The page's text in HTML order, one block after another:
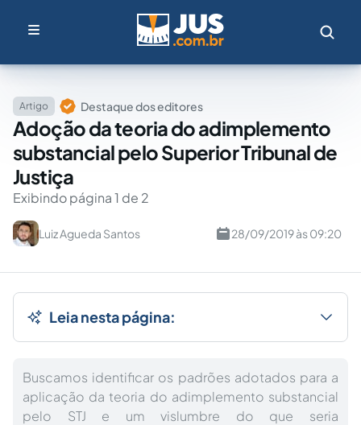
Artigo Destaque dos editores
Adoção da teoria do adimplemento
substancial pelo Superior Tribunal de
Justiça
Exibindo página 1 de 2
Luiz Agueda Santos 28/09/2019 às 09:20
Leia nesta página:
Buscamos identificar os padrões adotados para a
aplicação da teoria do adimplemento substancial
pelo STJ e um vislumbre do que seria